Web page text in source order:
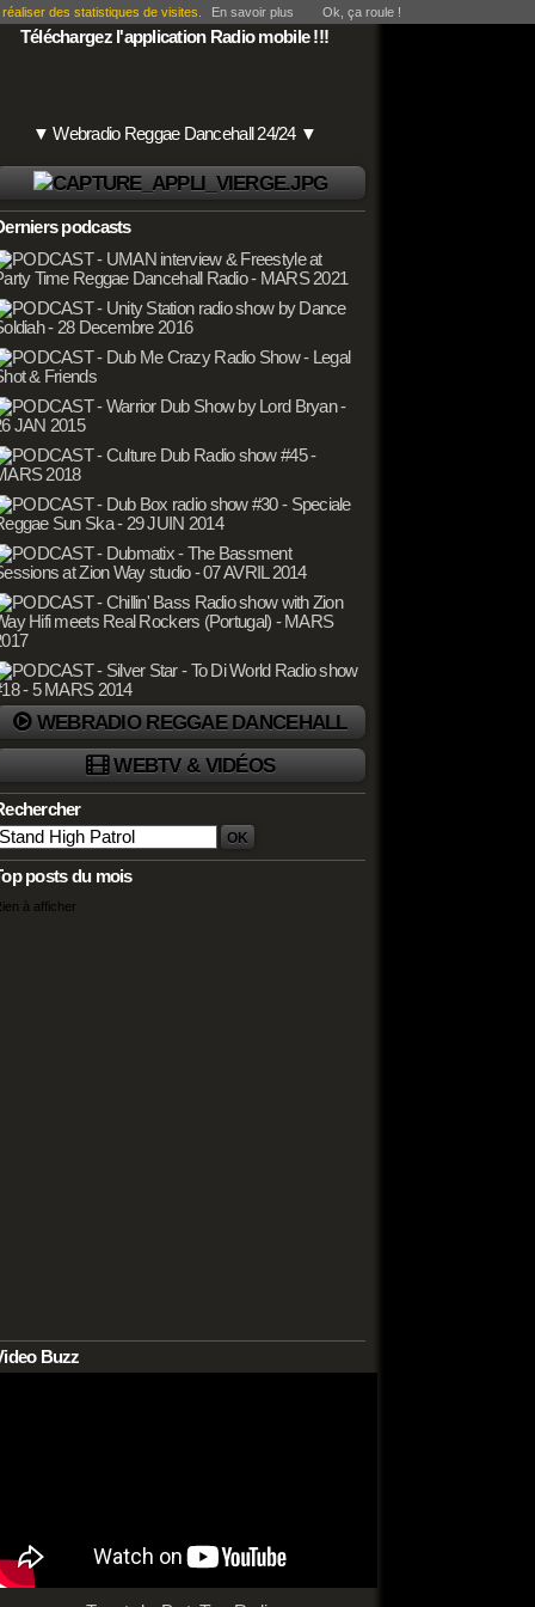
Téléchargez l'application Radio mobile !!!
▼ Webradio Reggae Dancehall 24/24 ▼
podcasts
WEBRADIO REGGAE DANCEHALL
WEBTV & VIDÉOS
posts du mois
à afficher
Buzz
des statistiques de visites. En savoir plus Ok, ça roule !